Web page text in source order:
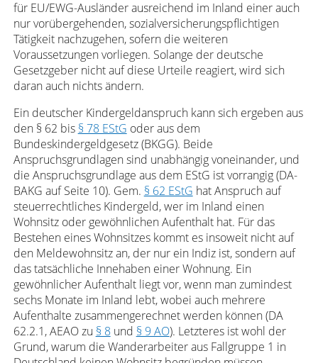
für EU/EWG-Ausländer ausreichend im Inland einer auch
nur vorübergehenden, sozialversicherungspflichtigen
Tätigkeit nachzugehen, sofern die weiteren
Voraussetzungen vorliegen. Solange der deutsche
Gesetzgeber nicht auf diese Urteile reagiert, wird sich
daran auch nichts ändern.
Ein deutscher Kindergeldanspruch kann sich ergeben aus
den § 62 bis § 78 EStG oder aus dem
Bundeskindergeldgesetz (BKGG). Beide
Anspruchsgrundlagen sind unabhängig voneinander, und
die Anspruchsgrundlage aus dem EStG ist vorrangig (DA-
BAKG auf Seite 10). Gem. § 62 EStG hat Anspruch auf
steuerrechtliches Kindergeld, wer im Inland einen
Wohnsitz oder gewöhnlichen Aufenthalt hat. Für das
Bestehen eines Wohnsitzes kommt es insoweit nicht auf
den Meldewohnsitz an, der nur ein Indiz ist, sondern auf
das tatsächliche Innehaben einer Wohnung. Ein
gewöhnlicher Aufenthalt liegt vor, wenn man zumindest
sechs Monate im Inland lebt, wobei auch mehrere
Aufenthalte zusammengerechnet werden können (DA
62.2.1, AEAO zu § 8und § 9 AO). Letzteres ist wohl der
Grund, warum die Wanderarbeiter aus Fallgruppe 1 in